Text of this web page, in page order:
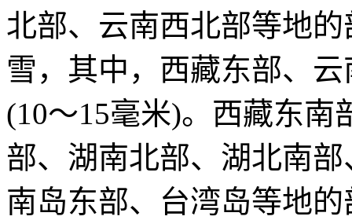
北部、云南西北部等地
雪，其中，西藏东部、
(10～15毫米)。西藏东
部、湖南北部、湖北南
南岛东部、台湾岛等地